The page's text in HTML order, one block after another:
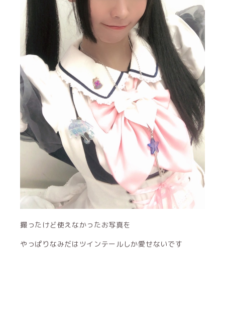
撮ったけど使えなかったお写真を
やっぱりなみだはツインテールしか愛せないです